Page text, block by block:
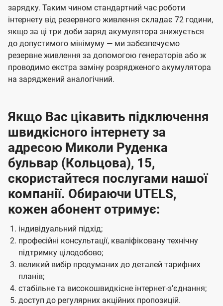
зарядку. Таким чином стандартний час роботи
інтернету від резервного живлення складає 72 години,
якщо за ці три доби заряд акумулятора знижується
до допустимого мінімуму — ми забезпечуємо
резервне живлення за допомогою генераторів або ж
проводимо екстра заміну розрядженого акумулятора
на заряджений аналогічний.
Якщо Вас цікавить підключення
швидкісного інтернету за
адресою Миколи Руденка
бульвар (Кольцова), 15,
скористайтеся послугами нашої
компанії. Обираючи UTELS,
кожен абонент отримує:
індивідуальний підхід;
професійні консультації, кваліфіковану технічну
підтримку цілодобово;
великий вибір продуманих до деталей тарифних
планів;
стабільне та високошвидкісне інтернет-зʼєднання;
доступ до регулярних акційних пропозицій.